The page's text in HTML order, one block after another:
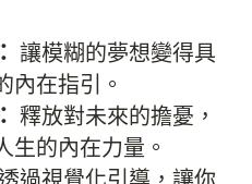
讓模糊的夢想變得具
內在指引。
釋放對未來的擔憂，
生的內在力量。